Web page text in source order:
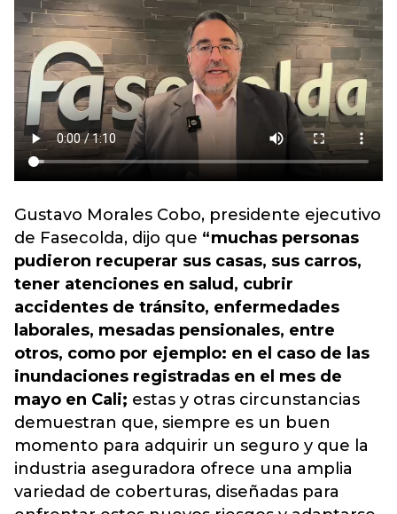
Gustavo Morales Cobo, presidente ejecutivo
de Fasecolda, dijo que “muchas personas
pudieron recuperar sus casas, sus carros,
tener atenciones en salud, cubrir
accidentes de tránsito, enfermedades
laborales, mesadas pensionales, entre
otros, como por ejemplo: en el caso de las
inundaciones registradas en el mes de
mayo en Cali; estas y otras circunstancias
demuestran que, siempre es un buen
momento para adquirir un seguro y que la
industria aseguradora ofrece una amplia
variedad de coberturas, diseñadas para